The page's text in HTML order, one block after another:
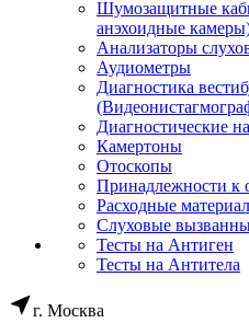
Шумозащитные
анэхоидные
Анализаторы
Аудиометры
Диагностика
Диагностические
Камертоны
Отоскопы
Принадлежности к
Расходные
Слуховые
Тесты на Антиген
Тесты на Антитела
г. Москва